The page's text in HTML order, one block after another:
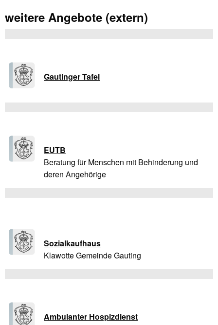
weitere Angebote (extern)
Gautinger Tafel
EUTB
Beratung für Menschen mit Behinderung und
deren Angehörige
Sozialkaufhaus
Klawotte Gemeinde Gauting
Ambulanter Hospizdienst